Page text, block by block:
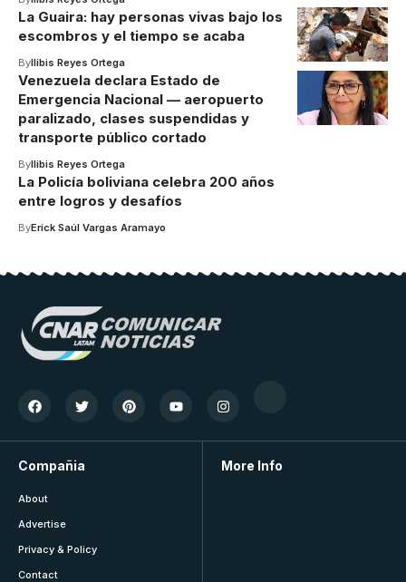
La Guaira: hay personas vivas bajo los
escombros y el tiempo se acaba
ByIlibis Reyes Ortega
Venezuela declara Estado de
Emergencia Nacional — aeropuerto
paralizado, clases suspendidas y
transporte público cortado
ByIlibis Reyes Ortega
La Policía boliviana celebra 200 años
entre logros y desafíos
ByErick Saúl Vargas Aramayo
Compañia
About
Advertise
Privacy & Policy
Contact
More Info